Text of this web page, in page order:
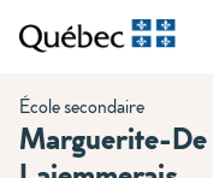
École secondaire
Marguerite-De